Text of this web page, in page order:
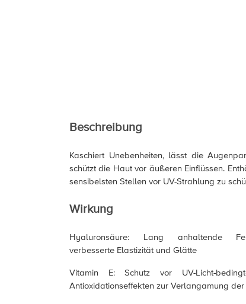
Beschreibung
Kaschiert Unebenheiten, lässt die
schützt die Haut vor äußeren Einflüssen.
sensibelsten Stellen vor UV-Strahlung zu
Wirkung
Hyaluronsäure: Lang anhaltende
verbesserte Elastizität und Glätte
Vitamin E: Schutz vor UV-Licht-
Antioxidationseffekten zur Verlangamung